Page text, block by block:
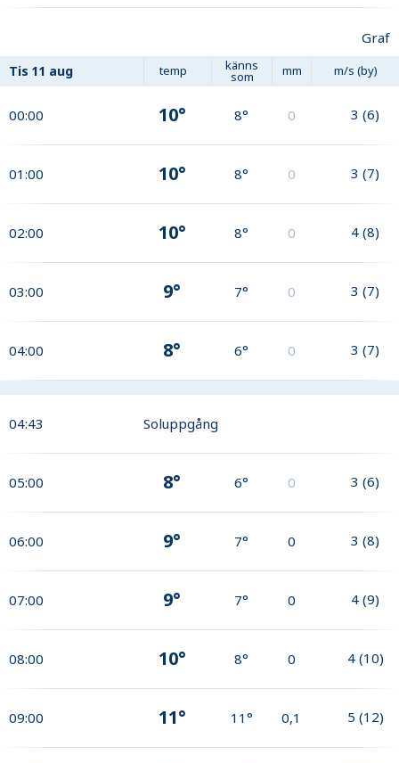
Graf
Tis 11 aug temp känns
som mm m/s (by)
00:00 10° 8° 0 3 (6)
01:00 10° 8° 0 3 (7)
02:00 10° 8° 0 4 (8)
03:00 9° 7° 0 3 (7)
04:00 8° 6° 0 3 (7)
04:43 Soluppgång
05:00 8° 6° 0 3 (6)
06:00 9° 7° 0 3 (8)
07:00 9° 7° 0 4 (9)
08:00 10° 8° 0 4 (10)
09:00 11° 11° 0,1 5 (12)